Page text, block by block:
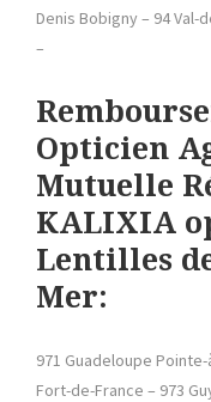
Denis Bobigny – 94 Val-
–
Opticien
Mutuelle
KALIXIA
Lentilles
Mer:
971 Guadeloupe
Fort-de-France – 973